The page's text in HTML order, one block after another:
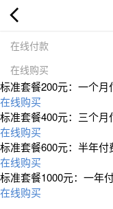
在线付款
在线购买
标准套餐200元：一个月
在线购买
标准套餐400元：三个月
在线购买
标准套餐600元：半年付
在线购买
标准套餐1000元：一年
在线购买